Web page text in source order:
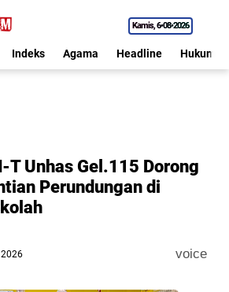
Kamis 6•08•2026
Indeks Agama Headline Hukum
T Unhas Gel.115 Dorong
Perundungan di
voice